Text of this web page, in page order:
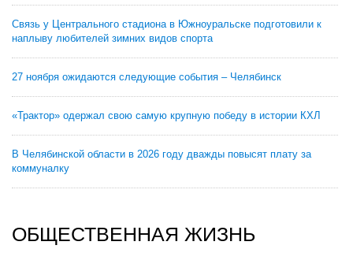
Связь у Центрального стадиона в Южноуральске подготовили к
наплыву любителей зимних видов спорта
27 ноября ожидаются следующие события – Челябинск
«Трактор» одержал свою самую крупную победу в истории КХЛ
В Челябинской области в 2026 году дважды повысят плату за
коммуналку
ОБЩЕСТВЕННАЯ ЖИЗНЬ